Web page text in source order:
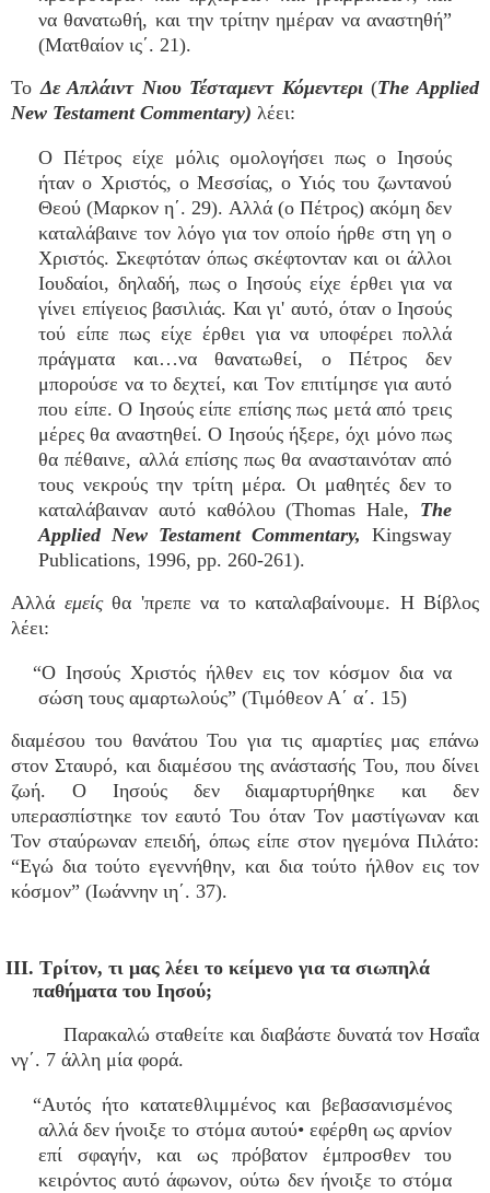
να θανατωθή, και την τρίτην ημέραν να αναστηθή”
(Ματθαίον ις΄. 21).
ΤοΔε Απλάιντ Νιου Τέσταμεντ Κόμεντερι(The Applied
New Testament Commentary) λέει:
Ο Πέτρος είχε μόλις ομολογήσει πως ο Ιησούς
ήταν ο Χριστός, ο Μεσσίας, ο Υιός του ζωντανού
Θεού (Μαρκον η΄. 29). Αλλά (ο Πέτρος) ακόμη δεν
καταλάβαινε τον λόγο για τον οποίο ήρθε στη γη ο
Χριστός. Σκεφτόταν όπως σκέφτονταν και οι άλλοι
Ιουδαίοι, δηλαδή, πως ο Ιησούς είχε έρθει για να
γίνει επίγειος βασιλιάς. Και γι' αυτό, όταν ο Ιησούς
τού είπε πως είχε έρθει για να υποφέρει πολλά
πράγματα και…να θανατωθεί, ο Πέτρος δεν
μπορούσε να το δεχτεί, και Τον επιτίμησε για αυτό
που είπε. Ο Ιησούς είπε επίσης πως μετά από τρεις
μέρες θα αναστηθεί. Ο Ιησούς ήξερε, όχι μόνο πως
θα πέθαινε, αλλά επίσης πως θα ανασταινόταν από
τους νεκρούς την τρίτη μέρα. Οι μαθητές δεν το
καταλάβαιναν αυτό καθόλου (Thomas Hale, The
Applied New Testament Commentary, Kingsway
Publications, 1996, pp. 260-261).
Αλλά εμείςθα 'πρεπε να το καταλαβαίνουμε. Η Βίβλος
λέει:
“Ο Ιησούς Χριστός ήλθεν εις τον κόσμον δια να
σώση τους αμαρτωλούς” (Τιμόθεον Α΄ α΄. 15)
διαμέσου του θανάτου Του για τις αμαρτίες μας επάνω
στον Σταυρό, και διαμέσου της ανάστασής Του, που δίνει
ζωή. Ο Ιησούς δεν διαμαρτυρήθηκε και δεν
υπερασπίστηκε τον εαυτό Του όταν Τον μαστίγωναν και
Τον σταύρωναν επειδή, όπως είπε στον ηγεμόνα Πιλάτο:
“Εγώ δια τούτο εγεννήθην, και δια τούτο ήλθον εις τον
κόσμον” (Ιωάννην ιη΄. 37).
III. Τρίτον, τι μας λέει το κείμενο για τα σιωπηλά
παθήματα του Ιησού;
Παρακαλώ σταθείτε και διαβάστε δυνατά τον Ησαΐα
νγ΄. 7 άλλη μία φορά.
“Αυτός ήτο κατατεθλιμμένος και βεβασανισμένος
αλλά δεν ήνοιξε το στόμα αυτού• εφέρθη ως αρνίον
επί σφαγήν, και ως πρόβατον έμπροσθεν του
κειρόντος αυτό άφωνον, ούτω δεν ήνοιξε το στόμα